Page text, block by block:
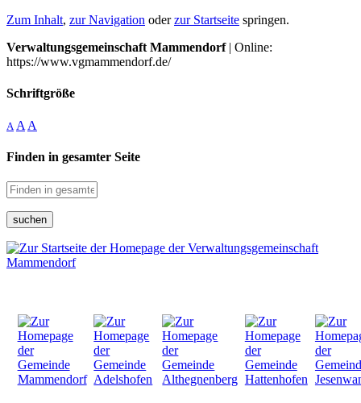
Zum Inhalt, zur Navigation oderzur Startseite springen.
Verwaltungsgemeinschaft Mammendorf| Online:
https://www.vgmammendorf.de/
Schriftgröße
A A A
Finden in gesamter Seite
suchen